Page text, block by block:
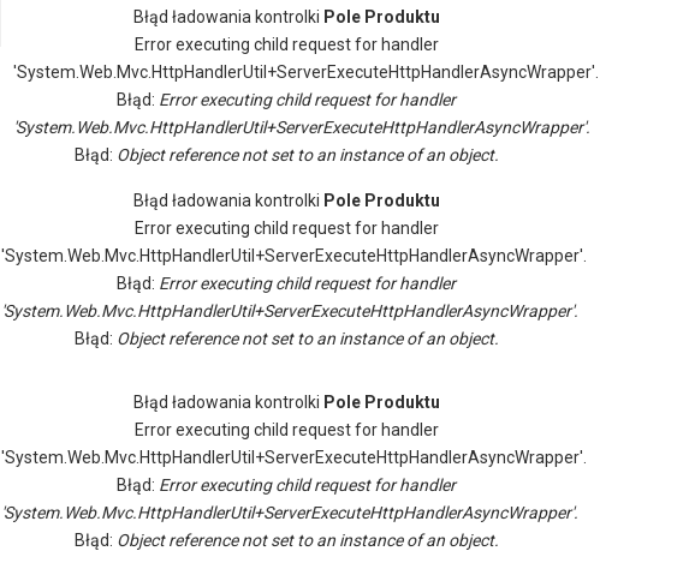
Błąd ładowania kontrolki Pole Produktu
Error executing child request for handler
'System.Web.Mvc.HttpHandlerUtil+ServerExecuteHttpHandlerAsyncWrapper'.
Błąd: Error executing child request for handler
'System.Web.Mvc.HttpHandlerUtil+ServerExecuteHttpHandlerAsyncWrapper'.
Błąd: Object reference not set to an instance of an object.
Błąd ładowania kontrolki Pole Produktu
Error executing child request for handler
'System.Web.Mvc.HttpHandlerUtil+ServerExecuteHttpHandlerAsyncWrapper'.
Błąd: Error executing child request for handler
'System.Web.Mvc.HttpHandlerUtil+ServerExecuteHttpHandlerAsyncWrapper'.
Błąd: Object reference not set to an instance of an object.
Błąd ładowania kontrolki Pole Produktu
Error executing child request for handler
'System.Web.Mvc.HttpHandlerUtil+ServerExecuteHttpHandlerAsyncWrapper'.
Błąd: Error executing child request for handler
'System.Web.Mvc.HttpHandlerUtil+ServerExecuteHttpHandlerAsyncWrapper'.
Błąd: Object reference not set to an instance of an object.